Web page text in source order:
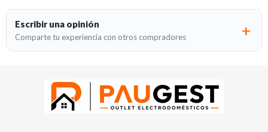
Escribir una opinión
Comparte tu experiencia con otros compradores